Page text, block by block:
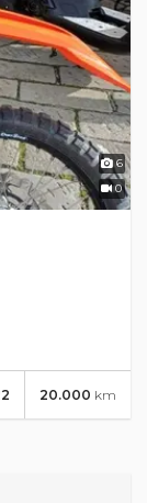
6
0
20.000 km